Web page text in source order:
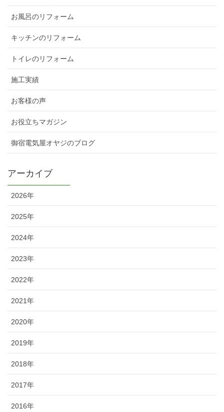
お風呂のリフォーム
キッチンのリフォーム
トイレのリフォーム
施工実績
お客様の声
お役立ちマガジン
御宿電気屋オヤジのブログ
アーカイブ
2026年
2025年
2024年
2023年
2022年
2021年
2020年
2019年
2018年
2017年
2016年